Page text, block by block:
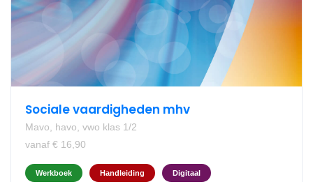
Sociale vaardigheden mhv
Mavo, havo, vwo klas 1/2
vanaf € 16,90
Werkboek Handleiding Digitaal